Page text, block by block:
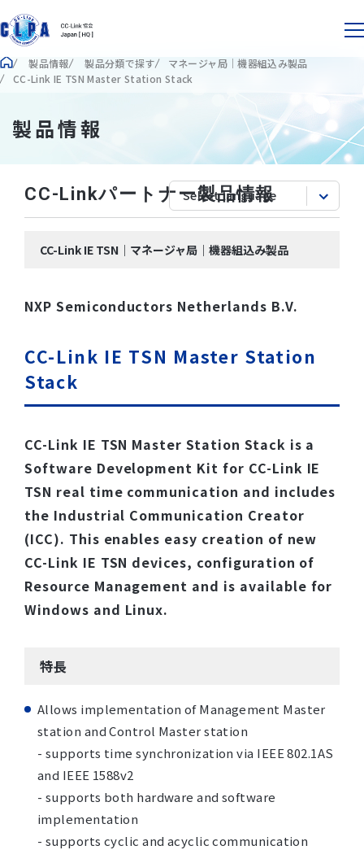
製品情報 製品分類で探す
マネージャ局｜機器組込み製品
CC-Link IE TSN Master Station Stack
製品情報
CC-Linkパートナー製品情報
CC-Link IE TSN｜マネージャ局｜機器組込み製品
NXP Semiconductors Netherlands B.V.
CC-Link IE TSN Master Station
Stack
CC-Link IE TSN Master Station Stack is a
Software Development Kit for CC-Link IE
TSN real time communication and includes
the Industrial Communication Creator
(ICC). This enables easy creation of new
CC-Link IE TSN devices, configuration of
Resource Management and is available for
Windows and Linux.
特長
Allows implementation of Management Master
station and Control Master station
- supports time synchronization via IEEE 802.1AS
and IEEE 1588v2
- supports both hardware and software
implementation
- supports cyclic and acyclic communication